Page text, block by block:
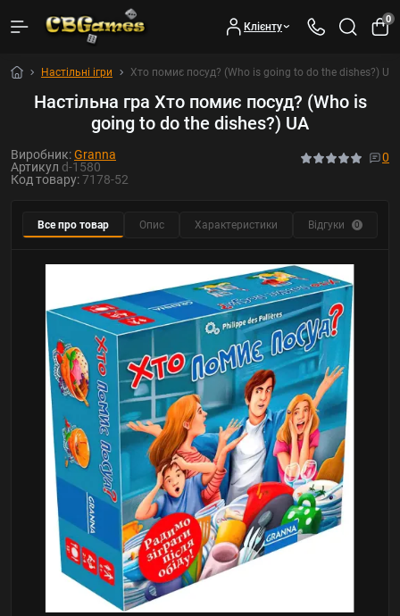
Клієнту
0
Настільні ігри Хто помиє посуд? (Who is going to do the dishes?) UA
Настільна гра Хто помиє посуд? (Who is
going to do the dishes?) UA
Виробник:Granna
Артикул d-1580
Код товару:7178-52
0
Все про товар Опис Характеристики Відгуки 0